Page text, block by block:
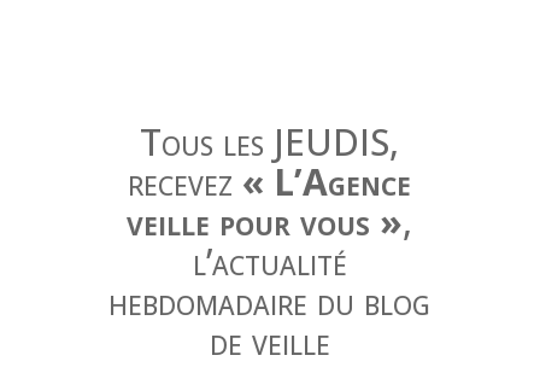
Tous les JEUDIS,
recevez « L’Agence
veille pour vous »,
l’actualité
hebdomadaire du blog
de veille